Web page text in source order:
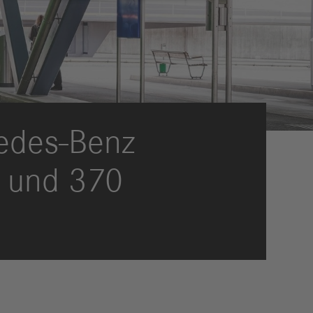
Meldungen
Refinanzierung
Services
Benz
370